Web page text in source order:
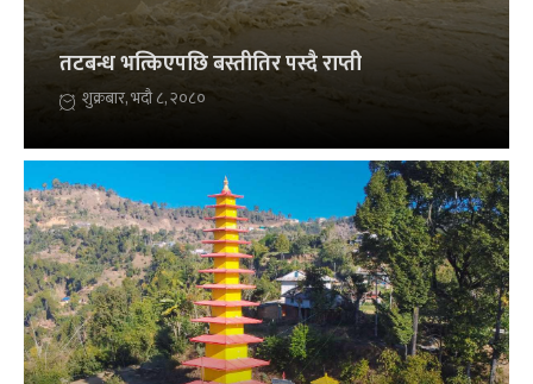
तटबन्ध भत्किएपछि बस्तीतिर पस्दै राप्ती
शुक्रबार, भदौ ८, २०८०